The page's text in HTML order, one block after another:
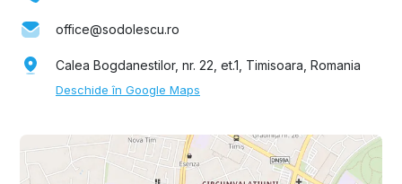
office@sodolescu.ro
Calea Bogdanestilor, nr. 22, et.1, Timisoara, Romania
Deschide în Google Maps